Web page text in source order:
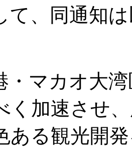
て、同通知
・マカオ大
く加速させ
ある観光開